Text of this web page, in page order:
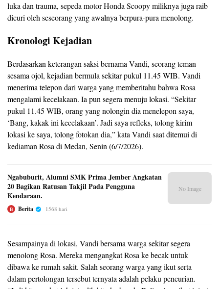
luka dan trauma, sepeda motor Honda Scoopy miliknya juga raib
dicuri oleh seseorang yang awalnya berpura-pura menolong.
Kronologi Kejadian
Berdasarkan keterangan saksi bernama Vandi, seorang teman
sesama ojol, kejadian bermula sekitar pukul 11.45 WIB. Vandi
menerima telepon dari warga yang memberitahu bahwa Rosa
mengalami kecelakaan. Ia pun segera menuju lokasi. “Sekitar
pukul 11.45 WIB, orang yang nolongin dia menelepon saya,
‘Bang, kakak ini kecelakaan’. Jadi saya refleks, tolong kirim
lokasi ke saya, tolong fotokan dia,” kata Vandi saat ditemui di
kediaman Rosa di Medan, Senin (6/7/2026).
Ngabuburit, Alumni SMK Prima Jember Angkatan
20 Bagikan Ratusan Takjil Pada Pengguna
Kendaraan.
B Berita 1568 hari
No Image
Sesampainya di lokasi, Vandi bersama warga sekitar segera
menolong Rosa. Mereka mengangkat Rosa ke becak untuk
dibawa ke rumah sakit. Salah seorang warga yang ikut serta
dalam pertolongan tersebut ternyata adalah pelaku pencurian.